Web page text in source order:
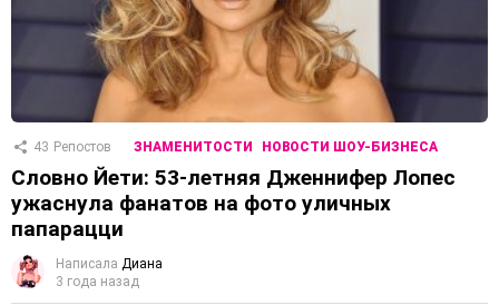
43 Репостов ЗНАМЕНИТОСТИ НОВОСТИ ШОУ-БИЗНЕСА
Словно Йети: 53-летняя Дженнифер Лопес
ужаснула фанатов на фото уличных
папарацци
Написала Диана
3 года назад